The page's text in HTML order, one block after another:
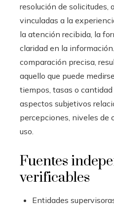
resolución de solicitudes,
vinculadas a la
la atención recibida, la
claridad en la
comparación precisa,
aquello que puede
tiempos, tasas o cantidad
aspectos subjetivos
percepciones, niveles de
uso.
Fuentes
verificables
Entidades